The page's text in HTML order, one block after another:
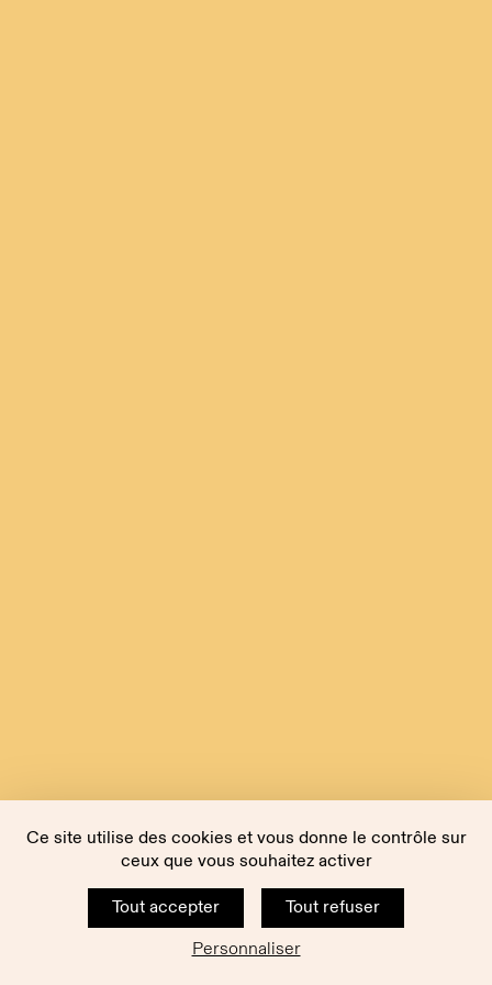
Ce site utilise des cookies et vous donne le contrôle sur
ceux que vous souhaitez activer
Tout accepter
Tout refuser
Personnaliser